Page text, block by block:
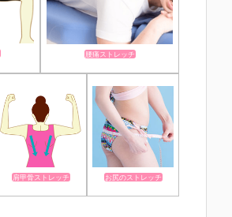
腰痛ストレッチ
肩甲骨ストレッチ お尻のストレッチ